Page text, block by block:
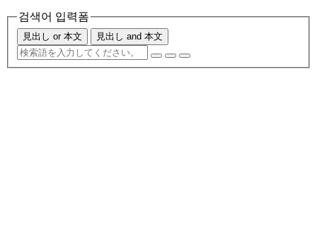
검색어 입력폼
見出し or 本文 見出し and 本文